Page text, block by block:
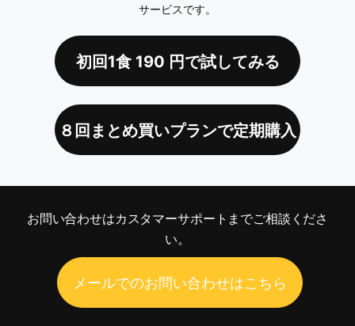
サービスです。
初回1食190 円で試してみる
８回まとめ買いプランで定期購入
お問い合わせはカスタマーサポートまでご相談くださ
い。
メールでのお問い合わせはこちら